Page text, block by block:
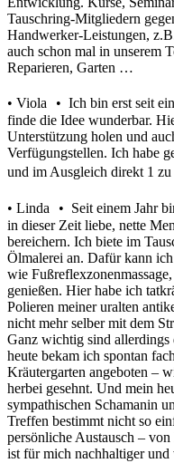
Tauschring-Mitgliedern
Handwerker-Leistungen,
auch schon mal in unserem
Reparieren, Garten …
• Viola • Ich bin erst seit
finde die Idee wunderbar.
Unterstützung holen und
Verfügungstellen. Ich habe
und im Ausgleich direkt 1
• Linda • Seit einem Jahr
in dieser Zeit liebe, nette
bereichern. Ich biete im
Ölmalerei an. Dafür kann
wie
genießen. Hier habe ich
Polieren meiner uralten
nicht mehr selber mit dem
Ganz wichtig sind
heute bekam ich spontan
Kräutergarten angeboten –
herbei gesehnt. Und mein
sympathischen Schamanin
Treffen bestimmt nicht so
persönliche Austausch –
ist für mich nachhaltiger und